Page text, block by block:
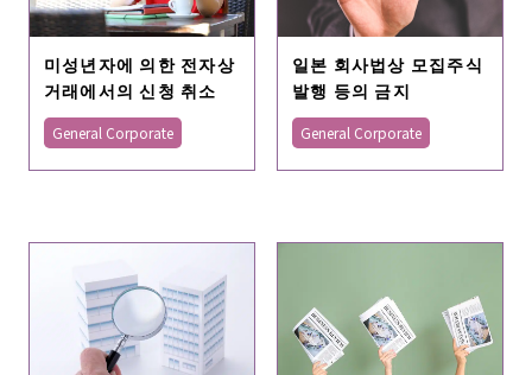
미성년자에 의한 전자상
거래에서의 신청 취소
General Corporate
일본 회사법상 모집주식
발행 등의 금지
General Corporate